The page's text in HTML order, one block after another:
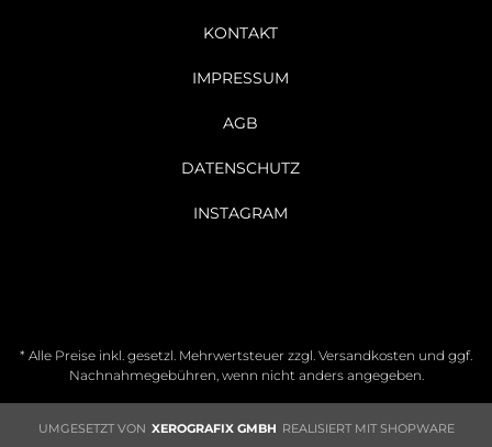
KONTAKT
IMPRESSUM
AGB
DATENSCHUTZ
INSTAGRAM
* Alle Preise inkl. gesetzl. Mehrwertsteuer zzgl. Versandkosten und ggf.
Nachnahmegebühren, wenn nicht anders angegeben.
UMGESETZT VON XEROGRAFIX GMBH REALISIERT MIT SHOPWARE